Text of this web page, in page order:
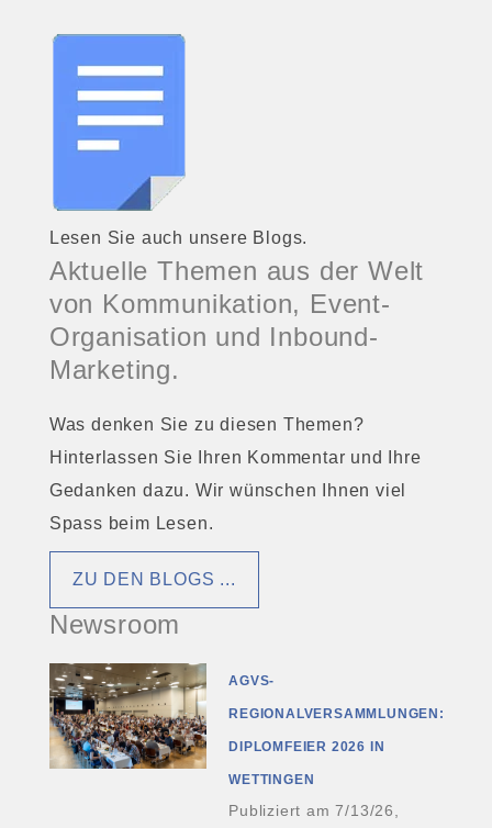
Lesen Sie auch unsere Blogs.
Aktuelle Themen aus der Welt
von Kommunikation, Event-
Organisation und Inbound-
Marketing.
Was denken Sie zu diesen Themen?
Hinterlassen Sie Ihren Kommentar und Ihre
Gedanken dazu. Wir wünschen Ihnen viel
Spass beim Lesen.
ZU DEN BLOGS ...
Newsroom
AGVS-
REGIONALVERSAMMLUNGEN:
DIPLOMFEIER 2026 IN
WETTINGEN
Publiziert am 7/13/26,